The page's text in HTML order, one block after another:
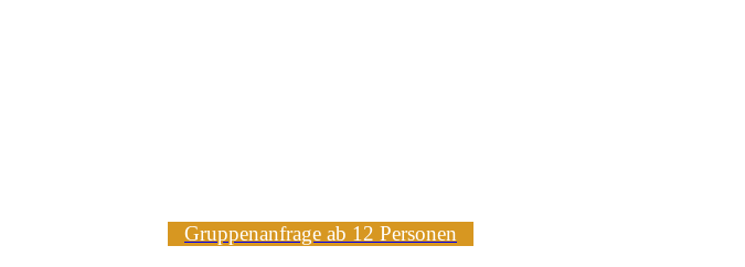
Gruppenanfrage ab 12 Personen